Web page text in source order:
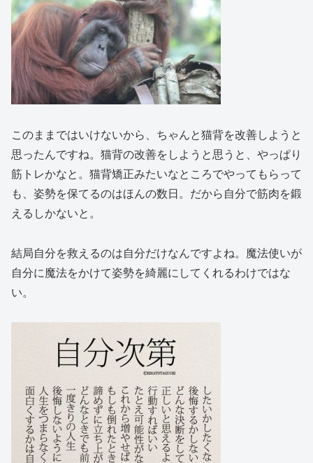
このままではいけないから、ちゃんと猫背を改善しようと
思ったんですね。猫背の改善をしようと思うと、やっぱり
筋トレかなと。猫背矯正みたいなところでやってもらって
も、姿勢を保てるのはほんの数日。だから自分で筋肉を鍛
えるしかないと。
結局自分を救えるのは自分だけなんですよね。魔法使いが
自分に魔法をかけて姿勢を綺麗にしてくれるわけではな
い。